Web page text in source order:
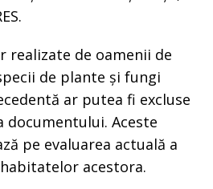
realizate de oamenii de
de plante și fungi
ar putea fi excluse
documentului. Aceste
pe evaluarea actuală a
acestora.